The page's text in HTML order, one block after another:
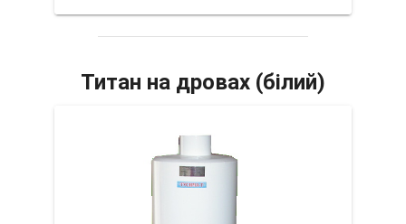
Титан на дровах (білий)